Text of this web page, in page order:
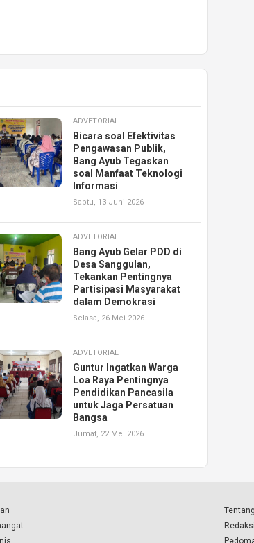
ADVETORIAL
Bicara soal Efektivitas
Pengawasan Publik,
Bang Ayub Tegaskan
soal Manfaat Teknologi
Informasi
Sabtu, 13 Juni 2026
ADVETORIAL
Bang Ayub Gelar PDD di
Desa Sanggulan,
Tekankan Pentingnya
Partisipasi Masyarakat
dalam Demokrasi
Selasa, 26 Mei 2026
ADVETORIAL
Guntur Ingatkan Warga
Loa Raya Pentingnya
Pendidikan Pancasila
untuk Jaga Persatuan
Bangsa
Jumat, 22 Mei 2026
Redaksi